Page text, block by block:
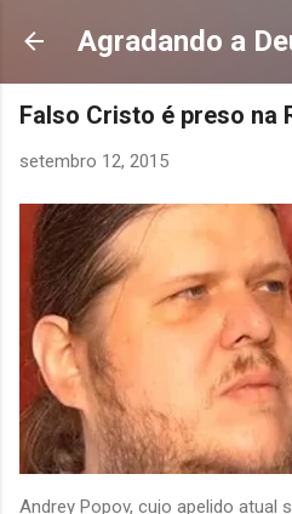
Pular para o
Agradando a
Falso Cristo é preso na
setembro 12, 2015
Andrey Popov, cujo apelido atual